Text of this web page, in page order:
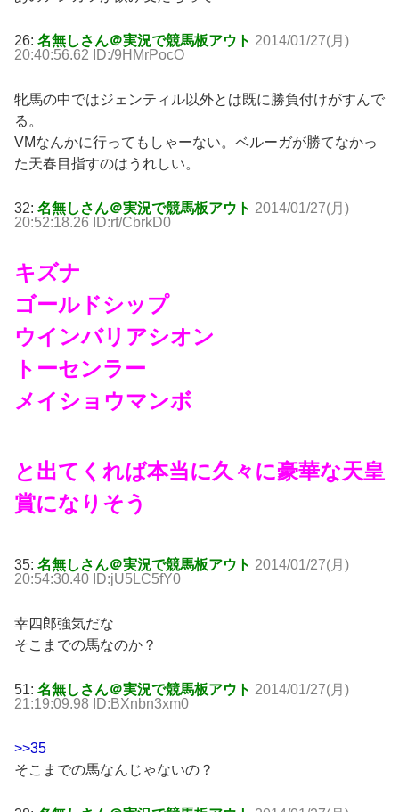
26: 名無しさん＠実況で競馬板アウト 2014/01/27(月)
20:40:56.62 ID:/9HMrPocO
牝馬の中ではジェンティル以外とは既に勝負付けがすんで
る。
VMなんかに行ってもしゃーない。ベルーガが勝てなかっ
た天春目指すのはうれしい。
32: 名無しさん＠実況で競馬板アウト 2014/01/27(月)
20:52:18.26 ID:rf/CbrkD0
キズナ
ゴールドシップ
ウインバリアシオン
トーセンラー
メイショウマンボ
と出てくれば本当に久々に豪華な天皇
賞になりそう
35: 名無しさん＠実況で競馬板アウト 2014/01/27(月)
20:54:30.40 ID:jU5LC5fY0
幸四郎強気だな
そこまでの馬なのか？
51: 名無しさん＠実況で競馬板アウト 2014/01/27(月)
21:19:09.98 ID:BXnbn3xm0
>>35
そこまでの馬なんじゃないの？